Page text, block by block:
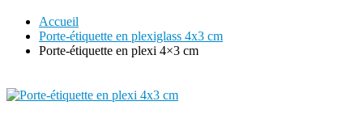
Accueil
Porte-étiquette en plexiglass 4x3 cm
Porte-étiquette en plexi 4×3 cm